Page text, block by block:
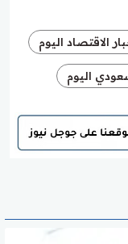
الاقتصاد اليوم
اليوم